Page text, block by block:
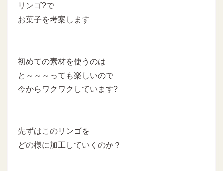
リンゴ?で
お菓子を考案します
初めての素材を使うのは
と～～～っても楽しいので
今からワクワクしています?
先ずはこのリンゴを
どの様に加工していくのか？